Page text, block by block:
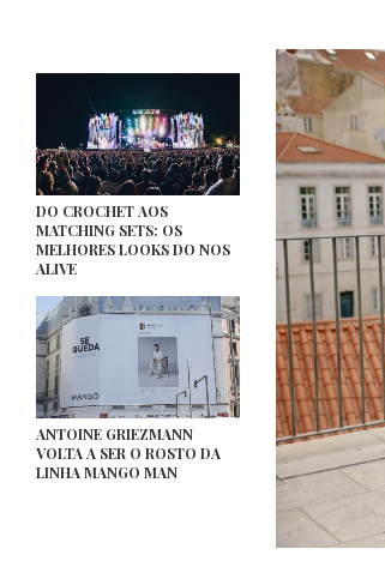
DO CROCHET AOS
MATCHING SETS: OS
MELHORES LOOKS DO NOS
ALIVE
ANTOINE GRIEZMANN
VOLTA A SER O ROSTO DA
LINHA MANGO MAN